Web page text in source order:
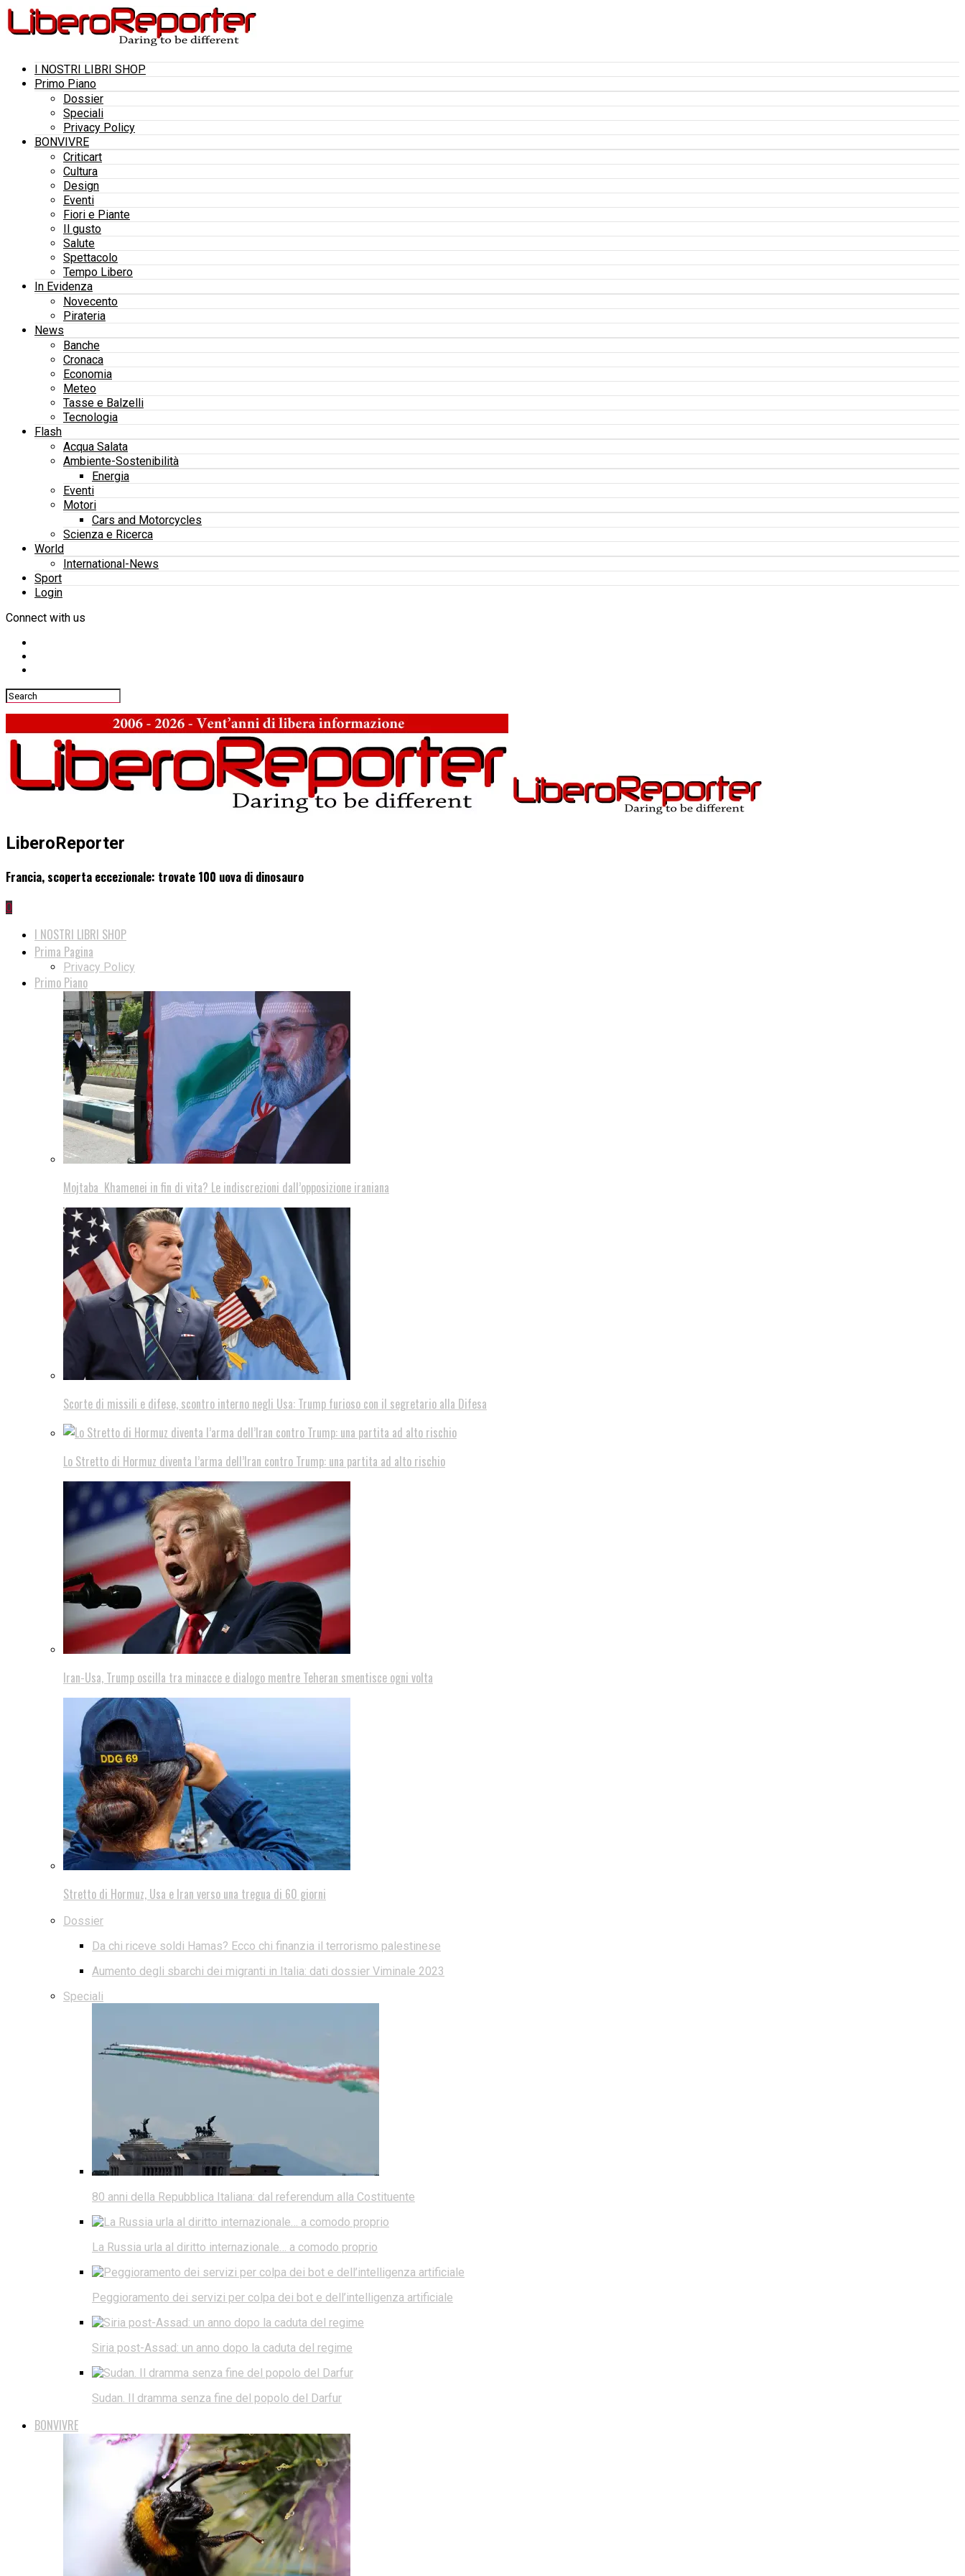
I NOSTRI LIBRI SHOP
Primo Piano
Dossier
Speciali
Privacy Policy
BONVIVRE
Criticart
Cultura
Design
Eventi
Fiori e Piante
Il gusto
Salute
Spettacolo
Tempo Libero
In Evidenza
Novecento
Pirateria
News
Banche
Cronaca
Economia
Meteo
Tasse e Balzelli
Tecnologia
Flash
Acqua Salata
Ambiente-Sostenibilità
Energia
Eventi
Motori
Cars and Motorcycles
Scienza e Ricerca
World
International-News
Sport
Login
Connect with us
LiberoReporter
Francia, scoperta eccezionale: trovate 100 uova di dinosauro
0
I NOSTRI LIBRI SHOP
Prima Pagina
Privacy Policy
Primo Piano
Mojtaba Khamenei in fin di vita? Le indiscrezioni dall’opposizione iraniana
Scorte di missili e difese, scontro interno negli Usa: Trump furioso con il segretario alla Difesa
Lo Stretto di Hormuz diventa l’arma dell’Iran contro Trump: una partita ad alto rischio
Iran-Usa, Trump oscilla tra minacce e dialogo mentre Teheran smentisce ogni volta
Stretto di Hormuz, Usa e Iran verso una tregua di 60 giorni
Dossier
Da chi riceve soldi Hamas? Ecco chi finanzia il terrorismo palestinese
Aumento degli sbarchi dei migranti in Italia: dati dossier Viminale 2023
Speciali
80 anni della Repubblica Italiana: dal referendum alla Costituente
La Russia urla al diritto internazionale… a comodo proprio
Peggioramento dei servizi per colpa dei bot e dell’intelligenza artificiale
Siria post-Assad: un anno dopo la caduta del regime
Sudan. Il dramma senza fine del popolo del Darfur
BONVIVRE